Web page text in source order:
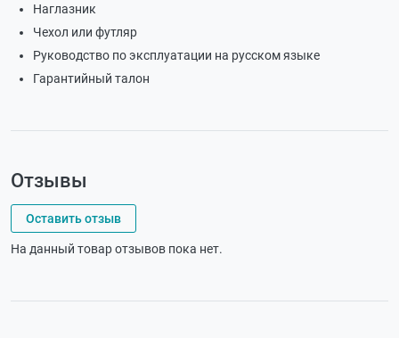
Наглазник
Чехол или футляр
Руководство по эксплуатации на русском языке
Гарантийный талон
Отзывы
Оставить отзыв
На данный товар отзывов пока нет.